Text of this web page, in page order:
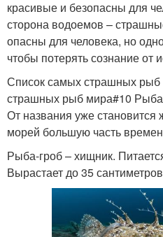
красивые и безопасны для
сторона водоемов –
опасны для человека, но
чтобы потерять сознание от
Список самых страшных
страшных рыб мира#10
От названия уже становится
морей большую часть
Рыба-гроб – хищник.
Вырастает до 35